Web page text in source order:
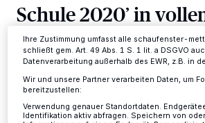
Schule 2020’ in
Umfang“
Mettmann
In einem Presseartikel
Post stand am Mittwoch, 4.
Mettmann Fördermittel aus dem
Schule 2020“ des Landes NRW
Ihre Einstellungen gelten innerhalb unseres
Informationen finden Sie in unserer
Ihre Zustimmung umfasst alle schaufenster-
schließt gem. Art. 49 Abs. 1 S. 1 lit. a DSGVO
Datenverarbeitung außerhalb des EWR, z.B. in
Wir und unsere Partner verarbeiten Daten, um
bereitzustellen:
Verwendung genauer Standortdaten.
Identifikation aktiv abfragen. Speichern von